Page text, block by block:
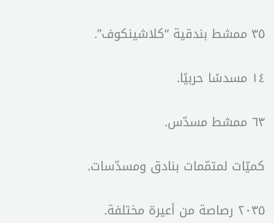
٣٥ ممشط بندقية “كلاشينكوف”.
١٤ مسدسًا حربيًا.
٦٣ ممشط مسدّس.
كميّات لمتمّمات بنادق ومسدّسات.
٢٠٣٥ رصاصة من أعيرة مختلفة.